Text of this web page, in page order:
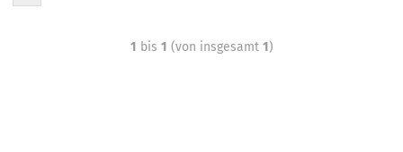
1 bis 1 (von insgesamt 1)